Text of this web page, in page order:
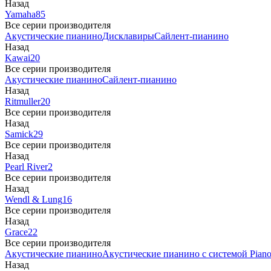
Назад
Yamaha85
Все серии производителя
Акустические пианиноДисклавирыСайлент-пианино
Назад
Kawai20
Все серии производителя
Акустические пианиноСайлент-пианино
Назад
Ritmuller20
Все серии производителя
Назад
Samick29
Все серии производителя
Назад
Pearl River2
Все серии производителя
Назад
Wendl & Lung16
Все серии производителя
Назад
Grace22
Все серии производителя
Акустические пианиноАкустические пианино с системой
Назад